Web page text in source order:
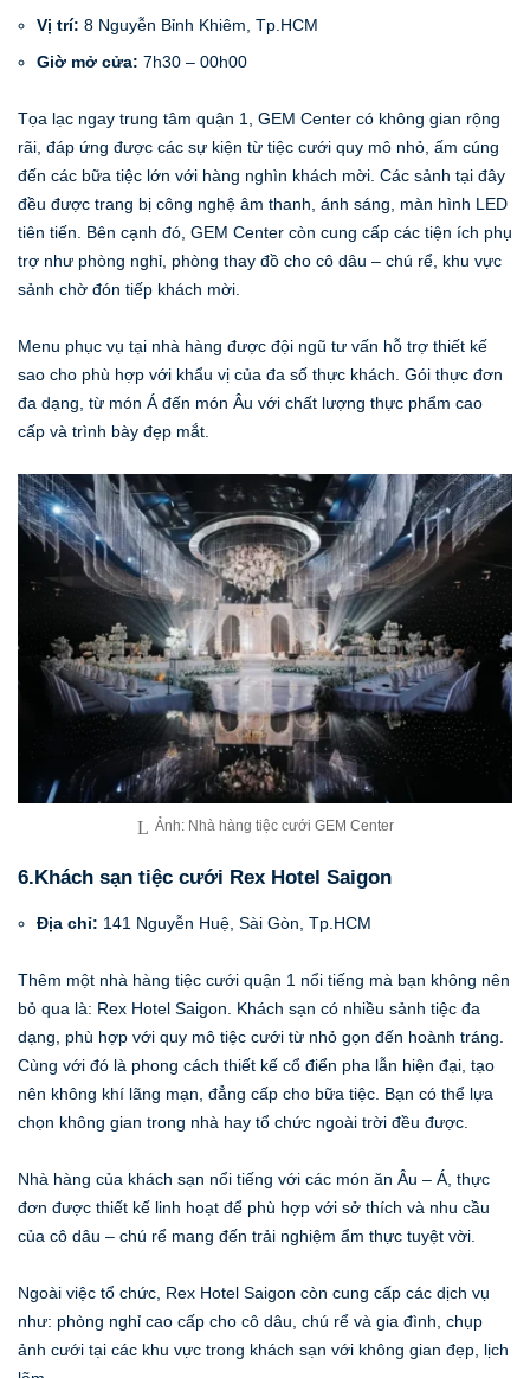
Vị trí: 8 Nguyễn Bỉnh Khiêm, Tp.HCM
Giờ mở cửa: 7h30 – 00h00
Tọa lạc ngay trung tâm quận 1, GEM Center có không gian rộng
rãi, đáp ứng được các sự kiện từ tiệc cưới quy mô nhỏ, ấm cúng
đến các bữa tiệc lớn với hàng nghìn khách mời. Các sảnh tại đây
đều được trang bị công nghệ âm thanh, ánh sáng, màn hình LED
tiên tiến. Bên cạnh đó, GEM Center còn cung cấp các tiện ích phụ
trợ như phòng nghỉ, phòng thay đồ cho cô dâu – chú rể, khu vực
sảnh chờ đón tiếp khách mời.
Menu phục vụ tại nhà hàng được đội ngũ tư vấn hỗ trợ thiết kế
sao cho phù hợp với khẩu vị của đa số thực khách. Gói thực đơn
đa dạng, từ món Á đến món Âu với chất lượng thực phẩm cao
cấp và trình bày đẹp mắt.
Ảnh: Nhà hàng tiệc cưới GEM Center
6.Khách sạn tiệc cưới Rex Hotel Saigon
Địa chỉ: 141 Nguyễn Huệ, Sài Gòn, Tp.HCM
Thêm một nhà hàng tiệc cưới quận 1 nổi tiếng mà bạn không nên
bỏ qua là: Rex Hotel Saigon. Khách sạn có nhiều sảnh tiệc đa
dạng, phù hợp với quy mô tiệc cưới từ nhỏ gọn đến hoành tráng.
Cùng với đó là phong cách thiết kế cổ điển pha lẫn hiện đại, tạo
nên không khí lãng mạn, đẳng cấp cho bữa tiệc. Bạn có thể lựa
chọn không gian trong nhà hay tổ chức ngoài trời đều được.
Nhà hàng của khách sạn nổi tiếng với các món ăn Âu – Á, thực
đơn được thiết kế linh hoạt để phù hợp với sở thích và nhu cầu
của cô dâu – chú rể mang đến trải nghiệm ẩm thực tuyệt vời.
Ngoài việc tổ chức, Rex Hotel Saigon còn cung cấp các dịch vụ
như: phòng nghỉ cao cấp cho cô dâu, chú rể và gia đình, chụp
ảnh cưới tại các khu vực trong khách sạn với không gian đẹp, lịch